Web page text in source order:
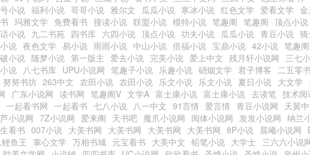
小说 福利小说 哥哥小说 雅尔文 瓜瓜小说 寒冰小说 红色文学 爱看文学
玛雅文学 免费看书 搜读小说 联盟小说 模特小说 笔趣阁 笔趣阁 顶点小说
小说 九二书苑 四书库 六四小说 顶点小说 功夫小说 瓜瓜小说 青豆小说
说 夜色文学 易小说 雨雨小说 中山小说 倍福小说 宝鼎小说 42小说 笔趣阁
小说 随梦小说 第一版主 爱去小说 完美小说 爱上中文 残月轩小说网 三七
说 八七书库 UPU小说网 笔趣子小说 乐趣小说 硝烟文学 君子博客 二五零
努努书坊 263中文 农田小说 农田小说 乐文小说 乐文小说 夏日小说 大文学
广东小说网 读书网 笔趣阁V 文学A 富士康小说 富士康小说 去读笔 技术阅
一起看书网 一起看书 七八小说 八一中文 91言情 爱言情 青豆小说网 天翼
小说网 7Z小说网 爱来阁 天书吧 魔爪小说网 阅体小说网 发发小说网 纳兰
看书 007小说 大美书网 大美书网 大美书网 大美书网 8P小说 晨曦小说网
鲤鱼王 掌心文学 万相书城 元宝看书 大美中文 铅笔小说 大学士 三六六小说